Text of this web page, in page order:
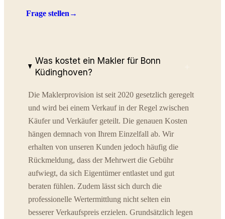
Frage stellen →
Was kostet ein Makler für Bonn
Küdinghoven?
Die Maklerprovision ist seit 2020 gesetzlich geregelt
und wird bei einem Verkauf in der Regel zwischen
Käufer und Verkäufer geteilt. Die genauen Kosten
hängen demnach von Ihrem Einzelfall ab. Wir
erhalten von unseren Kunden jedoch häufig die
Rückmeldung, dass der Mehrwert die Gebühr
aufwiegt, da sich Eigentümer entlastet und gut
beraten fühlen. Zudem lässt sich durch die
professionelle Wertermittlung nicht selten ein
besserer Verkaufspreis erzielen. Grundsätzlich legen